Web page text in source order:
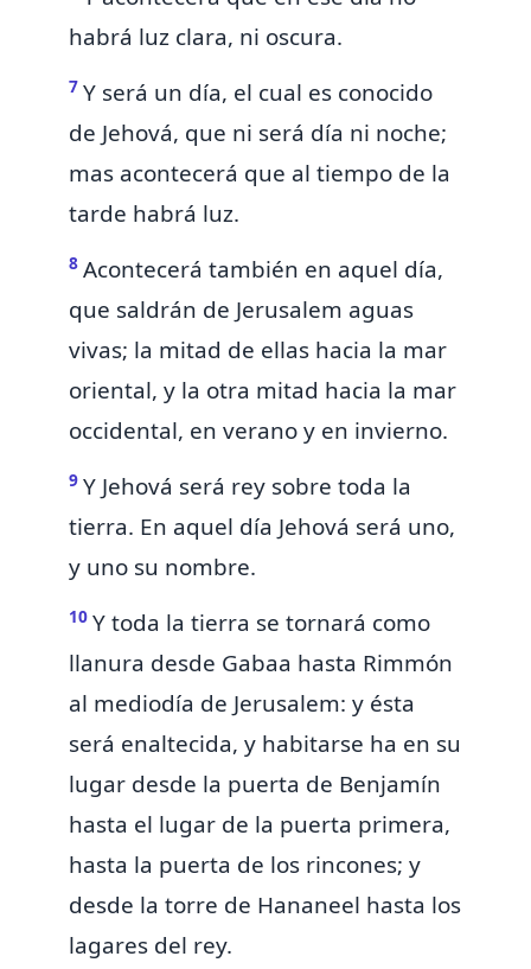
habrá luz clara, ni oscura.
7 Y será un día, el cual es conocido
de Jehová, que ni será día ni noche;
mas acontecerá que al tiempo de la
tarde habrá luz.
8 Acontecerá también en aquel día,
que saldrán de Jerusalem aguas
vivas; la mitad de ellas hacia la mar
oriental, y la otra mitad hacia la mar
occidental, en verano y en invierno.
9 Y Jehová será rey sobre toda la
tierra. En aquel día Jehová será uno,
y uno su nombre.
10 Y toda la tierra se tornará como
llanura desde Gabaa hasta Rimmón
al mediodía de Jerusalem: y ésta
será enaltecida, y habitarse ha en su
lugar desde la puerta de Benjamín
hasta el lugar de la puerta primera,
hasta la puerta de los rincones; y
desde la torre de Hananeel hasta los
lagares del rey.